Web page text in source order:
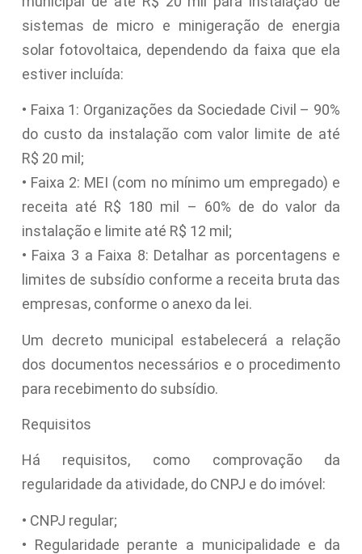
sistemas de micro e minigeração de energia
solar fotovoltaica, dependendo da faixa que ela
estiver incluída:
• Faixa 1: Organizações da Sociedade Civil – 90%
do custo da instalação com valor limite de até
R$ 20 mil;
• Faixa 2: MEI (com no mínimo um empregado) e
receita até R$ 180 mil – 60% de do valor da
instalação e limite até R$ 12 mil;
• Faixa 3 a Faixa 8: Detalhar as porcentagens e
limites de subsídio conforme a receita bruta das
empresas, conforme o anexo da lei.
Um decreto municipal estabelecerá a relação
dos documentos necessários e o procedimento
para recebimento do subsídio.
Requisitos
Há requisitos, como comprovação da
regularidade da atividade, do CNPJ e do imóvel:
• CNPJ regular;
• Regularidade perante a municipalidade e da